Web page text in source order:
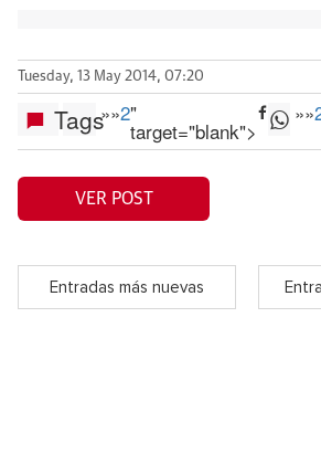
Tuesday, 13 May 2014, 07:20
Tags»»2"
target="blank">
»»
VER POST
Entradas más nuevas